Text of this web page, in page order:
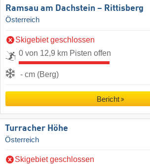
Ramsau am Dachstein – Rittisberg
Österreich
Skigebiet geschlossen
0 von 12,9 km Pisten offen
- cm (Berg)
Bericht
Turracher Höhe
Österreich
Skigebiet geschlossen